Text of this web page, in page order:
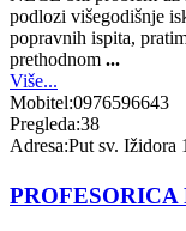
podlozi višegodišnje
popravnih ispita,
prethodnom ...
Više...
Mobitel:0976596643
Pregleda:38
Adresa:Put sv. Ižidora